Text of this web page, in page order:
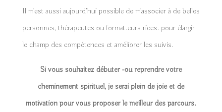
Il m’est aussi aujourd’hui possible de m’associer à de belles
personnes, thérapeutes ou format.eurs.rices. pour élargir
le champ des compétences et améliorer les suivis.
Si vous souhaitez débuter -ou reprendre votre
cheminement spirituel, je serai plein de joie et de
motivation pour vous proposer le meilleur des parcours.